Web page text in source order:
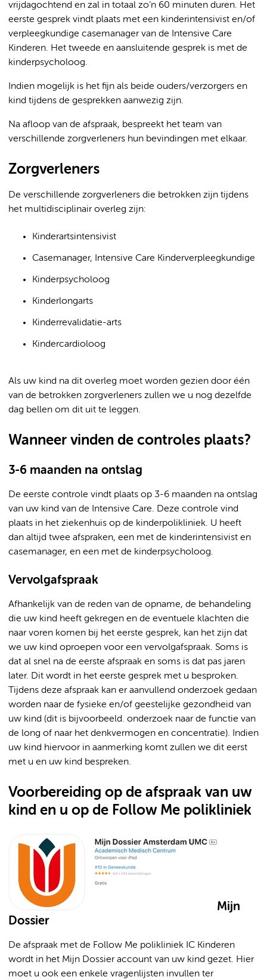
vrijdagochtend en zal in totaal zo’n 60 minuten duren. Het
eerste gesprek vindt plaats met een kinderintensivist en/of
verpleegkundige casemanager van de Intensive Care
Kinderen. Het tweede en aansluitende gesprek is met de
kinderpsycholoog.
Indien mogelijk is het fijn als beide ouders/verzorgers en
kind tijdens de gesprekken aanwezig zijn.
Na afloop van de afspraak, bespreekt het team van
verschillende zorgverleners hun bevindingen met elkaar.
Zorgverleners
De verschillende zorgverleners die betrokken zijn tijdens
het multidisciplinair overleg zijn:
Kinderartsintensivist
Casemanager, Intensive Care Kinderverpleegkundige
Kinderpsycholoog
Kinderlongarts
Kinderrevalidatie-arts
Kindercardioloog
Als uw kind na dit overleg moet worden gezien door één
van de betrokken zorgverleners zullen we u nog dezelfde
dag bellen om dit uit te leggen.
Wanneer vinden de controles plaats?
3-6 maanden na ontslag
De eerste controle vindt plaats op 3-6 maanden na ontslag
van uw kind van de Intensive Care. Deze controle vind
plaats in het ziekenhuis op de kinderpolikliniek. U heeft
dan altijd twee afspraken, een met de kinderintensivist en
casemanager, en een met de kinderpsycholoog.
Vervolgafspraak
Afhankelijk van de reden van de opname, de behandeling
die uw kind heeft gekregen en de eventuele klachten die
naar voren komen bij het eerste gesprek, kan het zijn dat
we uw kind oproepen voor een vervolgafspraak. Soms is
dat al snel na de eerste afspraak en soms is dat pas jaren
later. Dit wordt in het eerste gesprek met u besproken.
Tijdens deze afspraak kan er aanvullend onderzoek gedaan
worden naar de fysieke en/of geestelijke gezondheid van
uw kind (dit is bijvoorbeeld. onderzoek naar de functie van
de long of naar het denkvermogen en concentratie). Indien
uw kind hiervoor in aanmerking komt zullen we dit eerst
met u en uw kind bespreken.
Voorbereiding op de afspraak van uw
kind en u op de Follow Me polikliniek
Mijn
Dossier
De afspraak met de Follow Me polikliniek IC Kinderen
wordt in het Mijn Dossier account van uw kind gezet. Hier
moet u ook een enkele vragenlijsten invullen ter